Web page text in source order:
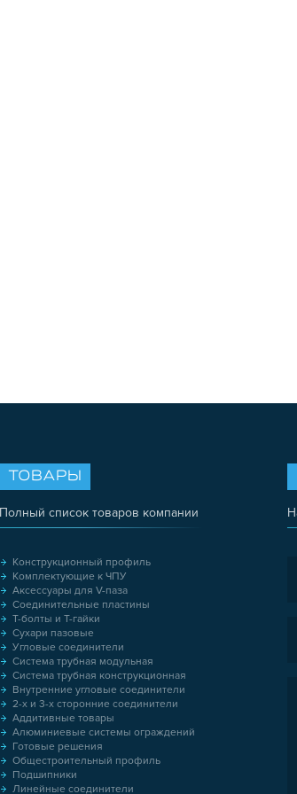
ТОВАРЫ
Полный список товаров компании
Конструкционный профиль
Комплектующие к ЧПУ
Аксессуары для V-паза
Соединительные пластины
Т-болты и Т-гайки
Сухари пазовые
Угловые соединители
Система трубная модульная
Система трубная конструкционная
Внутренние угловые соединители
2-х и 3-х сторонние соединители
Аддитивные товары
Алюминиевые системы ограждений
Готовые решения
Общестроительный профиль
Подшипники
Линейные соединители